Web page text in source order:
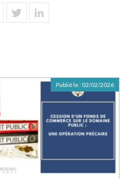
Publié le : 02/02/2026